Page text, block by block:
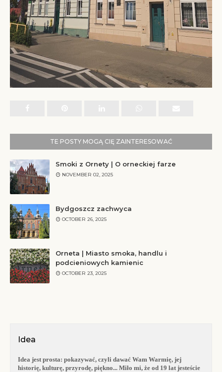
TE POSTY MOGĄ CIĘ ZAINTERESOWAĆ
Smoki z Ornety | O orneckiej farze
NOVEMBER 02, 2025
Bydgoszcz zachwyca
OCTOBER 26, 2025
Orneta | Miasto smoka, handlu i
podcieniowych kamienic
OCTOBER 23, 2025
Idea
Idea jest prosta: pokazywać, czyli dawać Wam Warmię, jej
historię, kulturę, przyrodę, piękno... Miło mi, że od 19 lat jesteście